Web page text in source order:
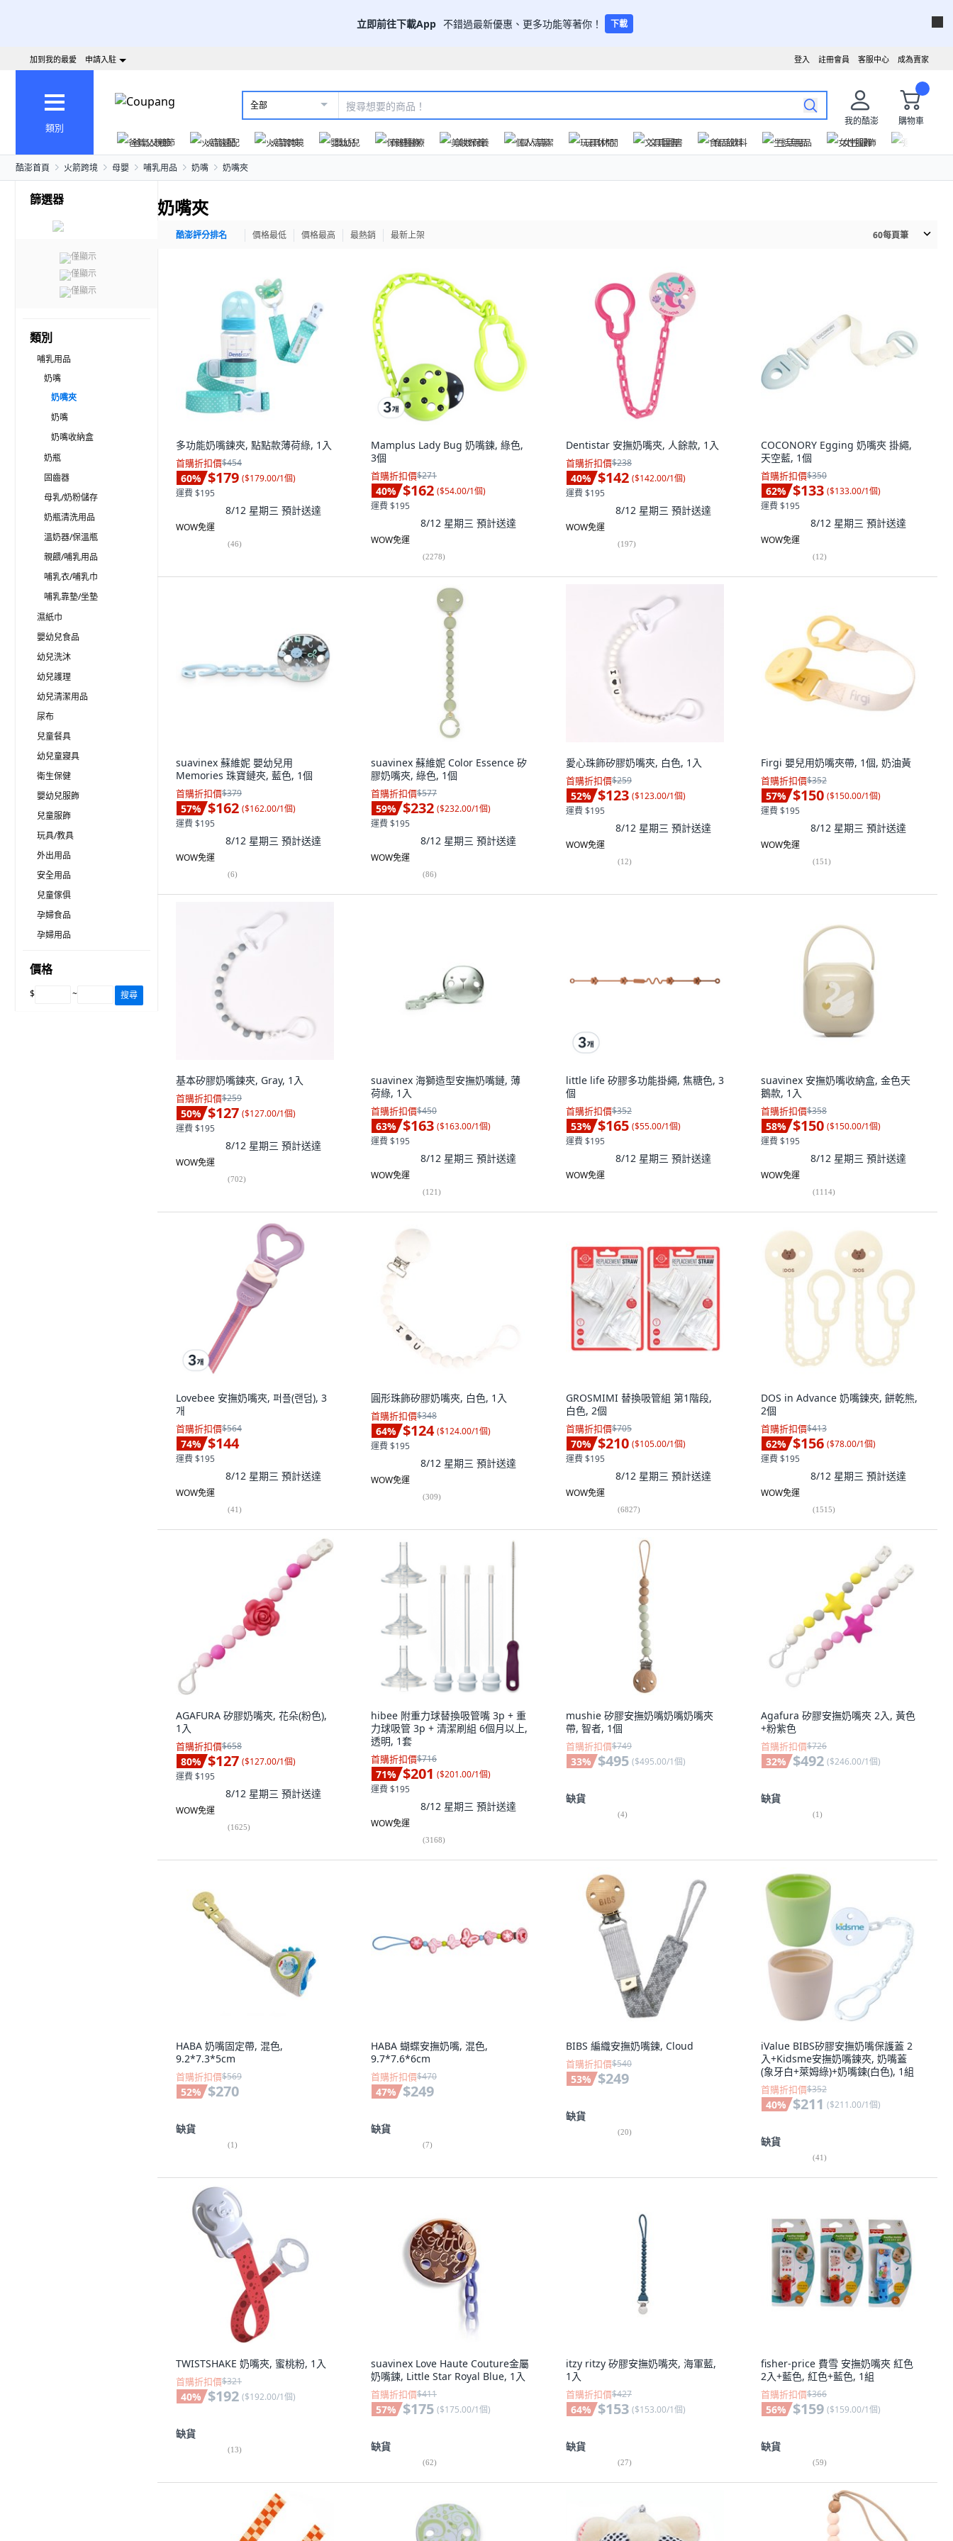
立即前往下載App 不錯過最新優惠、更多功能等著你！ 下載
成為賣家
客服中心
註冊會員
登入
加到我的最愛 申請入駐
類別
全部
我的酷澎
購物車
爸氣父親節
火箭速配 火箭跨境 嬰幼兒 保健醫療 美妝保養 個人清潔 玩具休閒 文具圖書 食品飲料 生活用品 女性服飾
酷澎首頁 火箭跨境 母嬰 哺乳用品 奶嘴 奶嘴夾
篩選器
僅顯示
僅顯示
僅顯示
類別
哺乳用品
奶嘴
奶嘴夾
奶嘴
奶嘴收納盒
奶瓶
固齒器
母乳/奶粉儲存
奶瓶清洗用品
溫奶器/保溫瓶
親餵/哺乳用品
哺乳衣/哺乳巾
哺乳靠墊/坐墊
濕紙巾
嬰幼兒食品
幼兒洗沐
幼兒護理
幼兒清潔用品
尿布
兒童餐具
幼兒童寢具
衛生保健
嬰幼兒服飾
兒童服飾
玩具/教具
外出用品
安全用品
兒童傢俱
孕婦食品
孕婦用品
價格
$ ~ 搜尋
奶嘴夾
酷澎評分排名 價格最低 價格最高 最熱銷 最新上架 60每頁筆
多功能奶嘴鍊夾, 點點款薄荷綠, 1入
首購折扣價$454
60% $179 ($179.00/1個)
運費 $195
8/12 星期三 預計送達
WOW免運
(46)
Mamplus Lady Bug 奶嘴鍊, 綠色,
3個
首購折扣價$271
40% $162 ($54.00/1個)
運費 $195
8/12 星期三 預計送達
WOW免運
(2278)
Dentistar 安撫奶嘴夾, 人餘款, 1入
首購折扣價$238
40% $142 ($142.00/1個)
運費 $195
8/12 星期三 預計送達
WOW免運
(197)
COCONORY Egging 奶嘴夾 掛繩,
天空藍, 1個
首購折扣價$350
62% $133 ($133.00/1個)
運費 $195
8/12 星期三 預計送達
WOW免運
(12)
suavinex 蘇維妮 嬰幼兒用
Memories 珠寶鏈夾, 藍色, 1個
首購折扣價$379
57% $162 ($162.00/1個)
運費 $195
8/12 星期三 預計送達
WOW免運
(6)
suavinex 蘇維妮 Color Essence 矽
膠奶嘴夾, 綠色, 1個
首購折扣價$577
59% $232 ($232.00/1個)
運費 $195
8/12 星期三 預計送達
WOW免運
(86)
愛心珠飾矽膠奶嘴夾, 白色, 1入
首購折扣價$259
52% $123 ($123.00/1個)
運費 $195
8/12 星期三 預計送達
WOW免運
(12)
Firgi 嬰兒用奶嘴夾帶, 1個, 奶油黃
首購折扣價$352
57% $150 ($150.00/1個)
運費 $195
8/12 星期三 預計送達
WOW免運
(151)
基本矽膠奶嘴鍊夾, Gray, 1入
首購折扣價$259
50% $127 ($127.00/1個)
運費 $195
8/12 星期三 預計送達
WOW免運
(702)
suavinex 海獅造型安撫奶嘴鏈, 薄
荷綠, 1入
首購折扣價$450
63% $163 ($163.00/1個)
運費 $195
8/12 星期三 預計送達
WOW免運
(121)
little life 矽膠多功能掛繩, 焦糖色, 3
個
首購折扣價$352
53% $165 ($55.00/1個)
運費 $195
8/12 星期三 預計送達
WOW免運
suavinex 安撫奶嘴收納盒, 金色天
鵝款, 1入
首購折扣價$358
58% $150 ($150.00/1個)
運費 $195
8/12 星期三 預計送達
WOW免運
(1114)
Lovebee 安撫奶嘴夾, 퍼플(랜덤), 3
개
首購折扣價$564
74% $144
運費 $195
8/12 星期三 預計送達
WOW免運
(41)
圓形珠飾矽膠奶嘴夾, 白色, 1入
首購折扣價$348
64% $124 ($124.00/1個)
運費 $195
8/12 星期三 預計送達
WOW免運
(309)
GROSMIMI 替換吸管組 第1階段,
白色, 2個
首購折扣價$705
70% $210 ($105.00/1個)
運費 $195
8/12 星期三 預計送達
WOW免運
(6827)
DOS in Advance 奶嘴鍊夾, 餅乾熊,
2個
首購折扣價$413
62% $156 ($78.00/1個)
運費 $195
8/12 星期三 預計送達
WOW免運
(1515)
AGAFURA 矽膠奶嘴夾, 花朵(粉色),
1入
首購折扣價$658
80% $127 ($127.00/1個)
運費 $195
8/12 星期三 預計送達
WOW免運
(1625)
hibee 附重力球替換吸管嘴 3p + 重
力球吸管 3p + 清潔刷組 6個月以上,
透明, 1套
首購折扣價$716
71% $201 ($201.00/1個)
運費 $195
8/12 星期三 預計送達
WOW免運
(3168)
mushie 矽膠安撫奶嘴奶嘴奶嘴夾
帶, 智者, 1個
首購折扣價$749
33% $495 ($495.00/1個)
缺貨
(4)
Agafura 矽膠安撫奶嘴夾 2入, 黃色
+粉紫色
首購折扣價$726
32% $492 ($246.00/1個)
缺貨
(1)
HABA 奶嘴固定帶, 混色,
9.2*7.3*5cm
首購折扣價$569
52% $270
缺貨
(1)
HABA 蝴蝶安撫奶嘴, 混色,
9.7*7.6*6cm
首購折扣價$470
47% $249
缺貨
(7)
BIBS 編織安撫奶嘴鍊, Cloud
首購折扣價$540
53% $249
缺貨
(20)
iValue BIBS矽膠安撫奶嘴保護蓋 2
入+Kidsme安撫奶嘴鍊夾, 奶嘴蓋
(象牙白+萊姆綠)+奶嘴鍊(白色), 1組
首購折扣價$352
40% $211 ($211.00/1個)
缺貨
(41)
TWISTSHAKE 奶嘴夾, 蜜桃粉, 1入
首購折扣價$321
40% $192 ($192.00/1個)
缺貨
(13)
suavinex Love Haute Couture金屬
奶嘴鍊, Little Star Royal Blue, 1入
首購折扣價$411
57% $175 ($175.00/1個)
缺貨
(62)
itzy ritzy 矽膠安撫奶嘴夾, 海軍藍,
1入
首購折扣價$427
64% $153 ($153.00/1個)
缺貨
(27)
fisher-price 費雪 安撫奶嘴夾 紅色
2入+藍色, 紅色+藍色, 1組
首購折扣價$366
56% $159 ($159.00/1個)
缺貨
(59)